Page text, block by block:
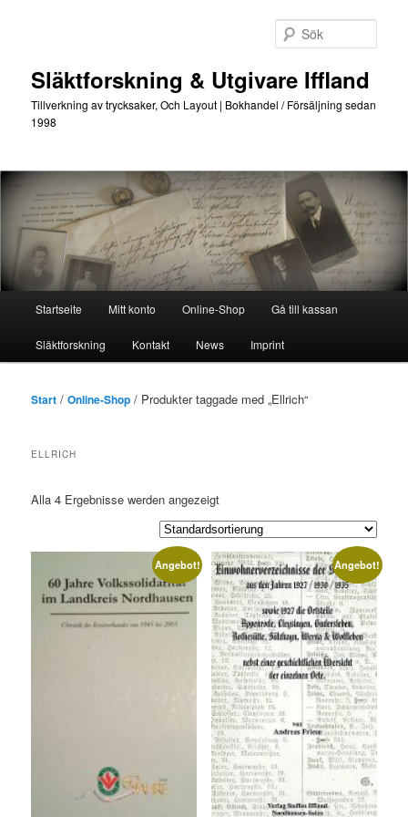
Släktforskning & Utgivare Iffland
Tillverkning av trycksaker, Och Layout | Bokhandel / Försäljning sedan
1998
Startseite Mitt konto Online-Shop Gå till kassan
Släktforskning Kontakt News Imprint
Start /Online-Shop / Produkter taggade med „Ellrich“
ELLRICH
Alla 4 Ergebnisse werden angezeigt
Angebot! Angebot!